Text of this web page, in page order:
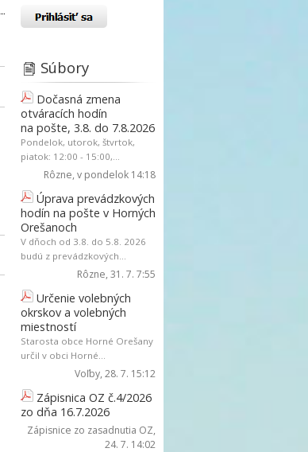
Súbory
Dočasná zmena
otváracích hodín
na pošte, 3.8. do 7.8.2026
Pondelok, utorok, štvrtok,
piatok: 12:00 - 15:00,...
Rôzne, v pondelok 14:18
Úprava prevádzkových
hodín na pošte v Horných
Orešanoch
V dňoch od 3.8. do 5.8. 2026
budú z prevádzkových...
Rôzne, 31. 7. 7:55
Určenie volebných
okrskov a volebných
miestností
Starosta obce Horné Orešany
určil v obci Horné...
Voľby, 28. 7. 15:12
Zápisnica OZ č.4/2026
zo dňa 16.7.2026
Zápisnice zo zasadnutia OZ,
24. 7. 14:02